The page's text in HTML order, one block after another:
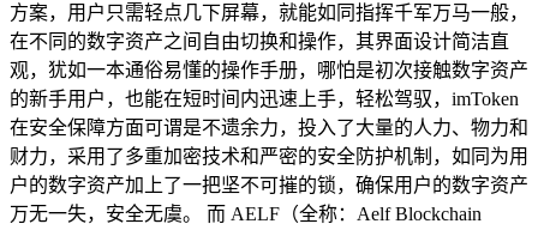
方案，用户只需轻点几下屏幕，就能如同指挥千军万马一般，
在不同的数字资产之间自由切换和操作，其界面设计简洁直
观，犹如一本通俗易懂的操作手册，哪怕是初次接触数字资产
的新手用户，也能在短时间内迅速上手，轻松驾驭，imToken
在安全保障方面可谓是不遗余力，投入了大量的人力、物力和
财力，采用了多重加密技术和严密的安全防护机制，如同为用
户的数字资产加上了一把坚不可摧的锁，确保用户的数字资产
万无一失，安全无虞。 而 AELF（全称：Aelf Blockchain